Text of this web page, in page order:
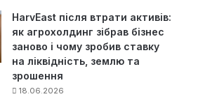
HarvEast після втрати активів:
як агрохолдинг зібрав бізнес
заново і чому зробив ставку
на ліквідність, землю та
зрошення
18.06.2026